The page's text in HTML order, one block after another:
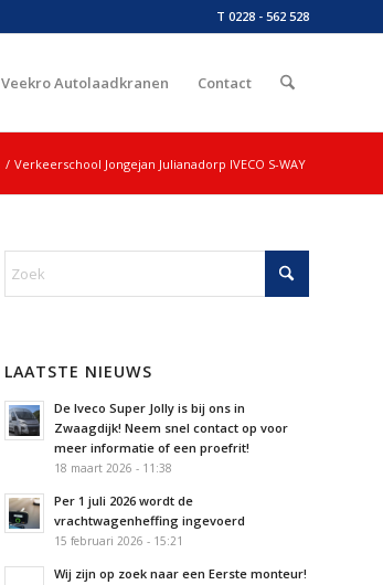
T 0228 - 562 528
Veekro Autolaadkranen Contact
/ Verkeerschool Jongejan Julianadorp IVECO S-WAY
LAATSTE NIEUWS
De Iveco Super Jolly is bij ons in
Zwaagdijk! Neem snel contact op voor
meer informatie of een proefrit!
18 maart 2026 - 11:38
Per 1 juli 2026 wordt de
vrachtwagenheffing ingevoerd
15 februari 2026 - 15:21
Wij zijn op zoek naar een Eerste monteur!